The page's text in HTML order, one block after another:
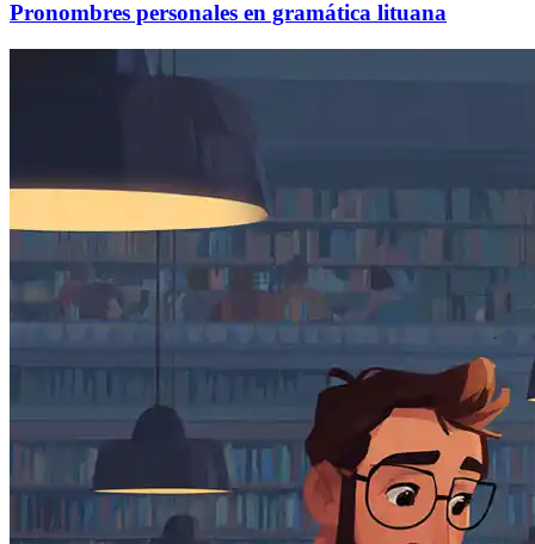
Pronombres personales en gramática lituana